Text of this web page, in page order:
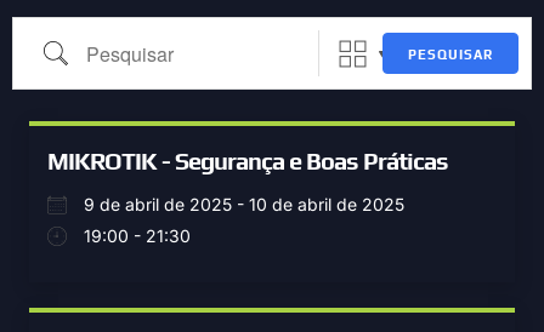
PESQUISAR
MIKROTIK - Segurança e Boas Práticas
9 de abril de 2025 - 10 de abril de 2025
19:00 - 21:30